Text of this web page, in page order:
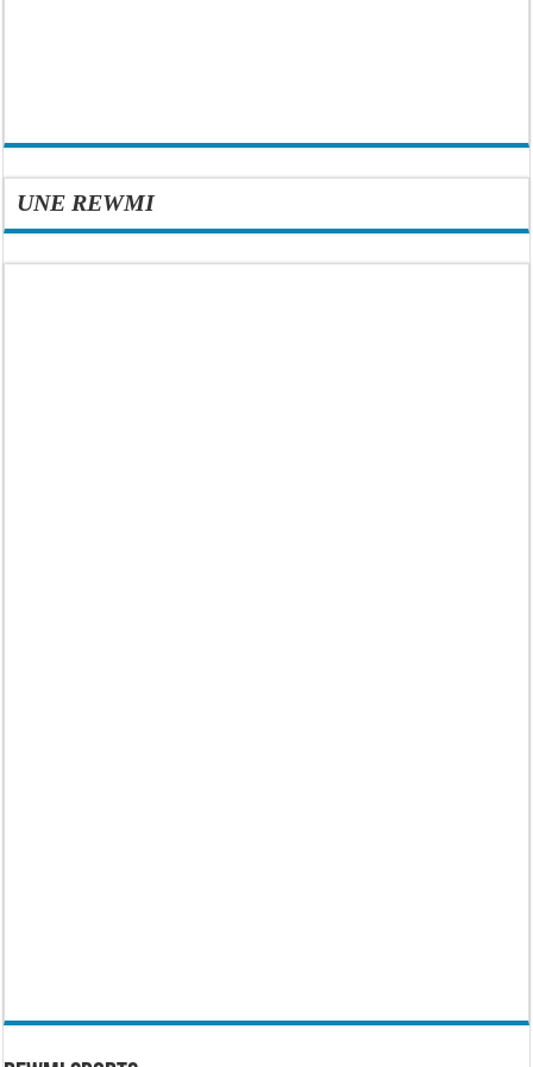
UNE REWMI